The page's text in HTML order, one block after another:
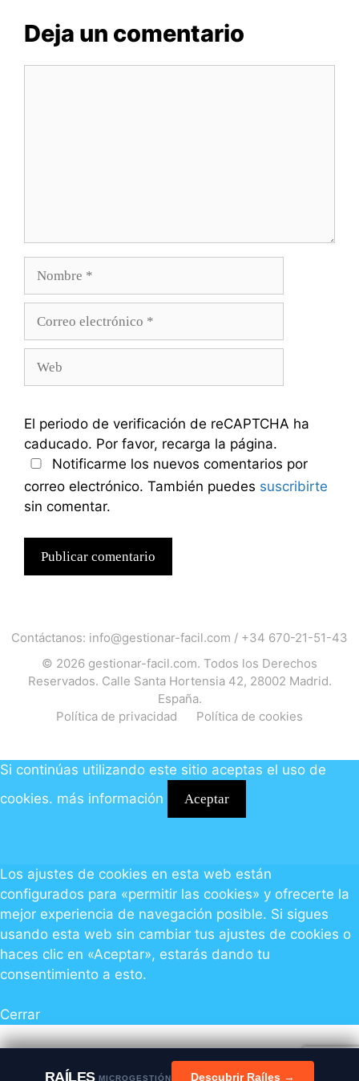
Deja un comentario
El periodo de verificación de reCAPTCHA ha
caducado. Por favor, recarga la página.
Notificarme los nuevos comentarios por
correo electrónico. También puedes suscribirte
sin comentar.
Contáctanos: info@gestionar-facil.com / +34 670-21-51-43
© 2026 gestionar-facil.com. Todos los Derechos
Reservados. Calle Santa Hortensia 42, 28002 Madrid.
España.
Política de privacidad
Política de cookies
RAÍLESMICROGESTIÓN Descubrir Raíles →
Si continúas utilizando este sitio aceptas el uso de
cookies. más información Aceptar
Los ajustes de cookies en esta web están
configurados para «permitir las cookies» y ofrecerte la
mejor experiencia de navegación posible. Si sigues
usando esta web sin cambiar tus ajustes de cookies o
haces clic en «Aceptar», estarás dando tu
consentimiento a esto.
Cerrar